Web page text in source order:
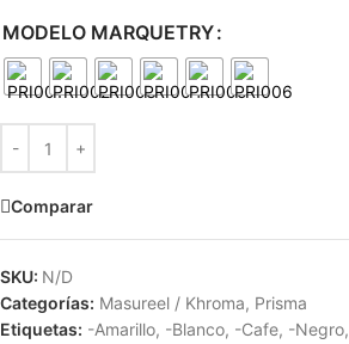
MODELO MARQUETRY
Comparar
SKU: N/D
Categorías: Masureel / Khroma, Prisma
Etiquetas: -Amarillo, -Blanco, -Cafe, -Negro,